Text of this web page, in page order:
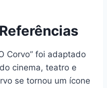
Corvo” foi adaptado
cinema, teatro e
se tornou um ícone